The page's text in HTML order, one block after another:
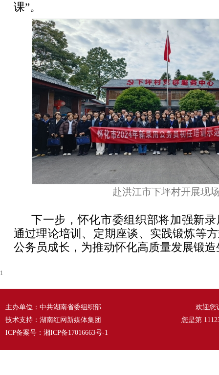
课”。
赴洪江市下坪村开展现
下一步，怀化市委组织部将加强新
通过理论培训、定期座谈、实践锻炼等
公务员成长，为推动怀化高质量发展锻
1
主办单位：中共湖南省委组织部
技术支持：湖南红网新媒体集团
ICP备案号： 湘ICP备17016663号-1
欢迎您
您是第